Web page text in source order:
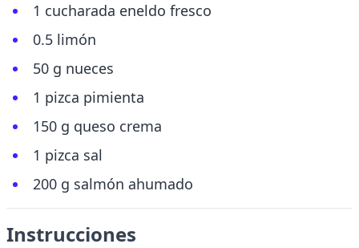
1 cucharada eneldo fresco
0.5 limón
50 g nueces
1 pizca pimienta
150 g queso crema
1 pizca sal
200 g salmón ahumado
Instrucciones